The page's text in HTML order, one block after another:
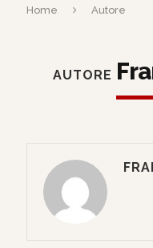
Home Autore
AUTORE